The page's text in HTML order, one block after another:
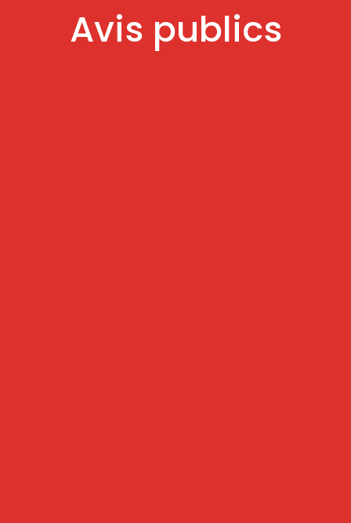
Avis publics